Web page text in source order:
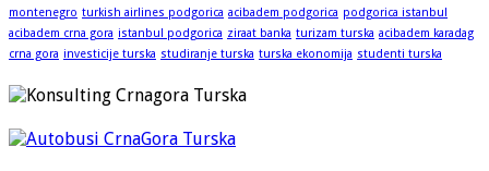
montenegro turkish airlines podgorica acibadem podgorica podgorica istanbul
acibadem crna gora istanbul podgorica ziraat banka turizam turska acibadem karadag
crna gora investicije turska studiranje turska turska ekonomija studenti turska